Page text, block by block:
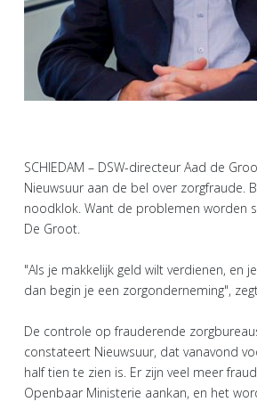
SCHIEDAM – DSW-directeur Aad de
Nieuwsuur aan de bel over zorgfraude.
noodklok. Want de problemen worden
De Groot.
"Als je makkelijk geld wilt verdienen, en
dan begin je een zorgonderneming",
De controle op frauderende
constateert Nieuwsuur, dat vanavond
half tien te zien is. Er zijn veel meer
Openbaar Ministerie aankan, en het